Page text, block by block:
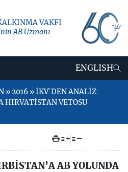
VAKFI
AB Uzmanı
ENGLISH
» 2016 » İKV`DEN ANALİZ:
HIRVATİSTAN VETOSU
+ –
AB YOLUNDA